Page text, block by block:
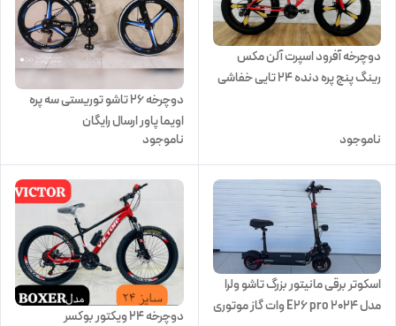
دوچرخه آفرود اسپرت آلن مکس
رینگ پنج پره دنده 24 تایی خفاشی
ناموجود
دوچرخه ۲۶ تاشو توریستی سه پره
اویما پاور ارسال رایگان
ناموجود
اسکوتر برقی مانیتور بزرگ تاشو ولرا
مدل E26 pro 2024 وات گاز موتوری
دوچرخه 24 ویکتور بوکسر